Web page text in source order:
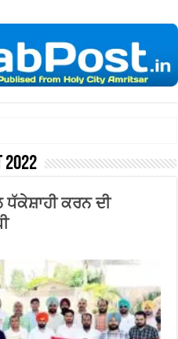
2022
ਕਰਨ ਦੀ